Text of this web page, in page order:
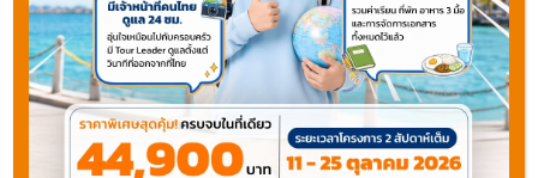
Share Favorite Print
เรียนต่อเยอรมัน
มหาวิทยาลัยชั้นนำของ